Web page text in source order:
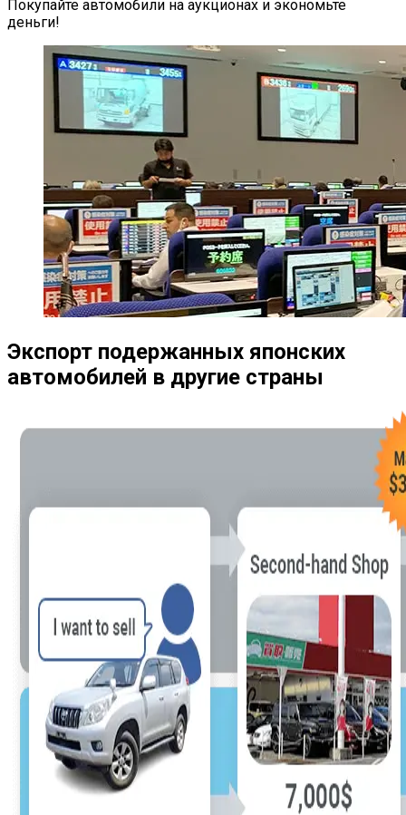
Покупайте автомобили на аукционах и экономьте
деньги!
Экспорт подержанных японских
автомобилей в другие страны